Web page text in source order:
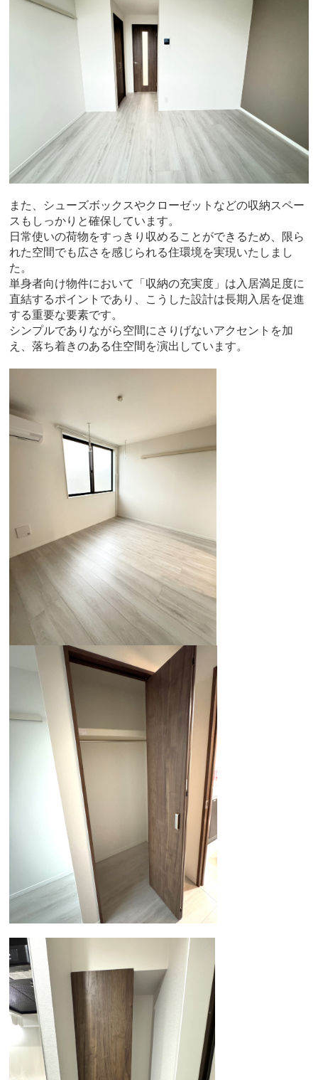
また、シューズボックスやクローゼットなどの収納スペー
スもしっかりと確保しています。
日常使いの荷物をすっきり収めることができるため、限ら
れた空間でも広さを感じられる住環境を実現いたしまし
た。
単身者向け物件において「収納の充実度」は入居満足度に
直結するポイントであり、こうした設計は長期入居を促進
する重要な要素です。
シンプルでありながら空間にさりげないアクセントを加
え、落ち着きのある住空間を演出しています。